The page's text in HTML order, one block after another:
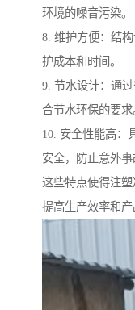
环境的噪音污染。
8. 维护方便：结
护成本和时间。
9. 节水设计：通
合节水环保的要求
10. 安全性能高：
安全，防止意外事
这些特点使得注
提高生产效率和产